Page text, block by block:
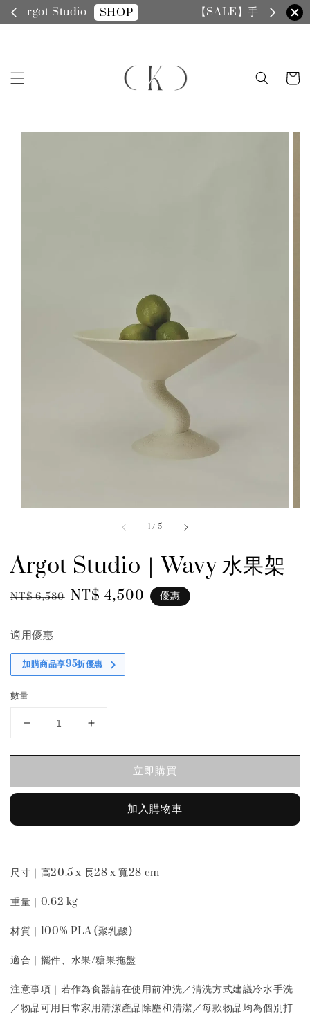
【SALE】手機殼全面8折 SHOP
1 / 5
Argot Studio｜Wavy 水果架
Regular
NT$ 6,580 Sale
NT$ 4,500 優惠
適用優惠
加購商品享95折優惠
數量
立即購買
加入購物車
尺寸｜高20.5 x 長28 x 寬28 cm
重量｜0.62 kg
材質｜100% PLA (聚乳酸)
適合｜擺件、水果/糖果拖盤
注意事項｜若作為食器請在使用前沖洗／清洗方式建議冷水手洗
／物品可用日常家用清潔產品除塵和清潔／每款物品均為個別打